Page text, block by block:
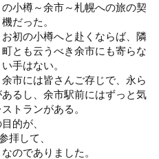
の小樽～余市～札幌への旅の契
機だった。
お初の小樽へと赴くならば、隣
町とも云うべき余市にも寄らな
い手はない。
余市には皆さんご存じで、永ら
るし、余市駅前にはずっと気
トランがある。
的が、
拝して、
のでありました。